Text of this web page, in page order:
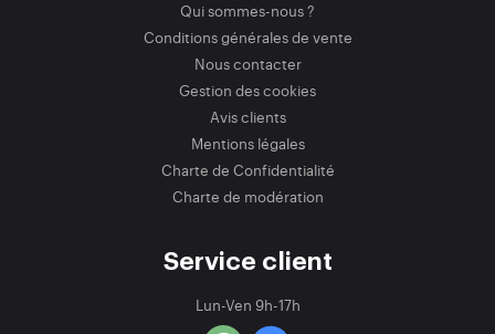
Qui sommes-nous ?
Conditions générales de vente
Nous contacter
Gestion des cookies
Avis clients
Mentions légales
Charte de Confidentialité
Charte de modération
Service client
Lun-Ven 9h-17h